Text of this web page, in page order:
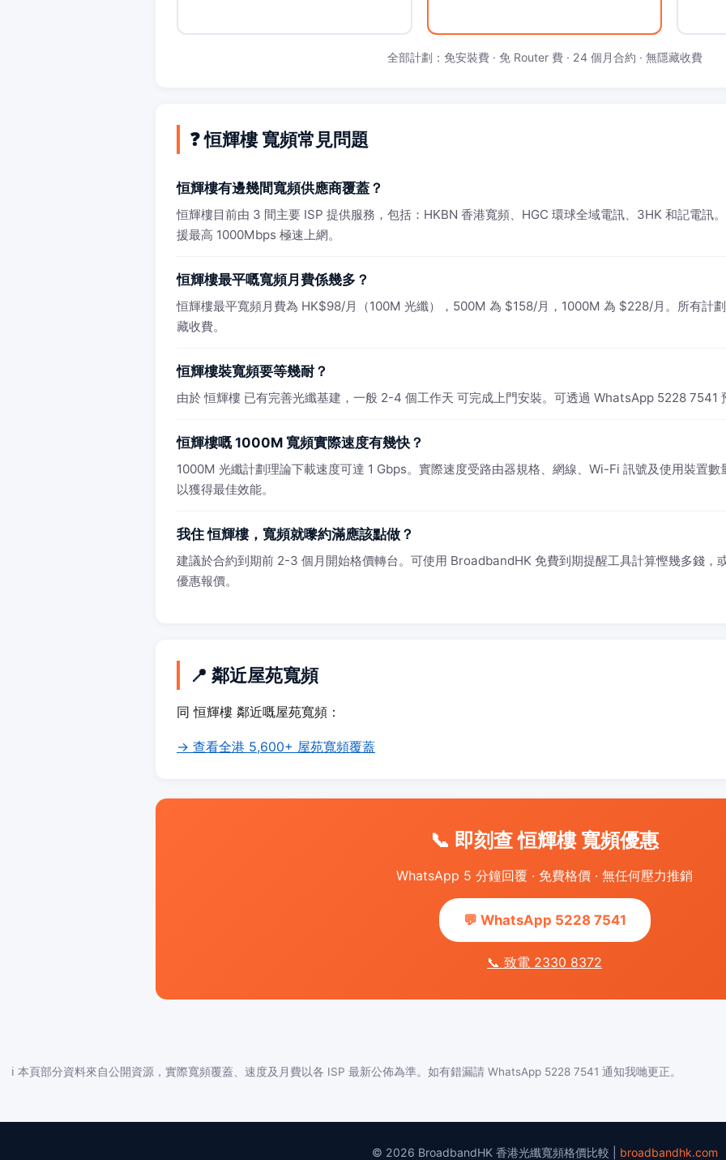
全部計劃：免安裝費 · 免 Router 費 · 24 個月合約 · 無隱藏收費
❓ 恒輝樓 寬頻常見問題
恒輝樓有邊幾間寬頻供應商覆蓋？
恒輝樓目前由 3 間主要 ISP 提供服務，包括：HKBN 香港寬頻、HGC 環球全域電訊、3HK 和記電訊
援最高 1000Mbps 極速上網。
恒輝樓最平嘅寬頻月費係幾多？
恒輝樓最平寬頻月費為 HK$98/月（100M 光纖），500M 為 $158/月，1000M 為 $228/月。所有計
藏收費。
恒輝樓裝寬頻要等幾耐？
由於 恒輝樓 已有完善光纖基建，一般 2-4 個工作天 可完成上門安裝。可透過 WhatsApp 5228 7541
恒輝樓嘅 1000M 寬頻實際速度有幾快？
1000M 光纖計劃理論下載速度可達 1 Gbps。實際速度受路由器規格、網線、Wi-Fi 訊號及使用裝置
以獲得最佳效能。
我住 恒輝樓，寬頻就嚟約滿應該點做？
建議於合約到期前 2-3 個月開始格價轉台。可使用 BroadbandHK 免費到期提醒工具計算慳幾多錢，
優惠報價。
📍 鄰近屋苑寬頻
同 恒輝樓 鄰近嘅屋苑寬頻：
→ 查看全港 5,600+ 屋苑寬頻覆蓋
📞 即刻查 恒輝樓 寬頻優惠
WhatsApp 5 分鐘回覆 · 免費格價 · 無任何壓力推銷
💬 WhatsApp 5228 7541
📞 致電 2330 8372
ℹ️ 本頁部分資料來自公開資源，實際寬頻覆蓋、速度及月費以各 ISP 最新公佈為準。如有錯漏請 WhatsApp 5228 7541 通知我哋更正。
© 2026 BroadbandHK 香港光纖寬頻格價比較 | broadbandhk.com